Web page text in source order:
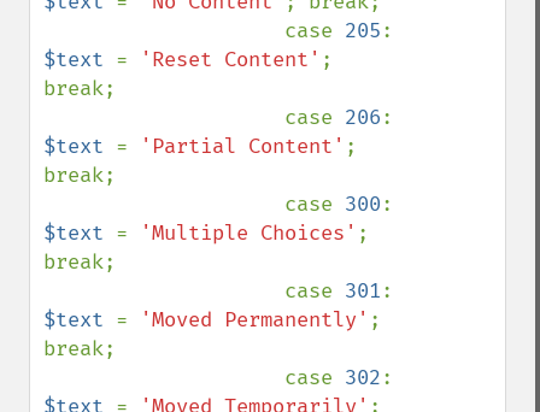
                    case
205
$text = 'Reset Content' ;
break;
                    case
206
$text = 'Partial Content' ;
break;
                    case
300
$text = 'Multiple Choices' ;
break;
                    case
301
$text = 'Moved Permanently' ;
break;
                    case
302
$text = 'Moved Temporarily' ;